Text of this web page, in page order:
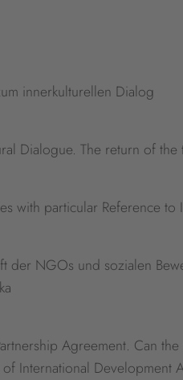
innerkulturellen Dialog
Dialogue. The return of the
with particular Reference
der NGOs und sozialen
Agreement. Can
International Development